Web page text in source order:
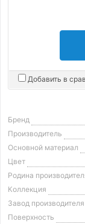
Добавить в
Бренд
Производитель
Основной материал
Цвет
Родина
Коллекция
Завод производителя
Поверхность